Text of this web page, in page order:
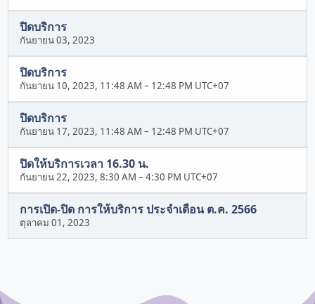
ปิดบริการ
กันยายน 03, 2023
ปิดบริการ
กันยายน 10, 2023, 11:48 AM – 12:48 PM UTC+07
ปิดบริการ
กันยายน 17, 2023, 11:48 AM – 12:48 PM UTC+07
ปิดให้บริการเวลา 16.30 น.
กันยายน 22, 2023, 8:30 AM –4:30 PM UTC+07
การเปิด-ปิด การให้บริการ ประจำเดือน ต.ค. 2566
ตุลาคม 01, 2023